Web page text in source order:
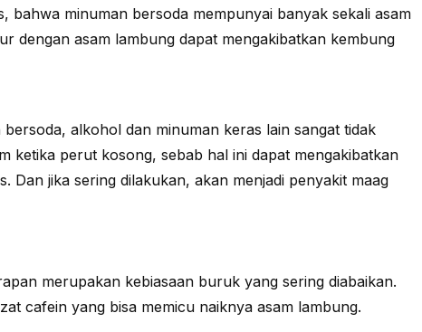
bahwa minuman bersoda mempunyai banyak sekali asam
dengan asam lambung dapat mengakibatkan kembung
alkohol dan minuman keras lain sangat tidak
ketika perut kosong, sebab hal ini dapat mengakibatkan
Dan jika sering dilakukan, akan menjadi penyakit maag
merupakan kebiasaan buruk yang sering diabaikan.
cafein yang bisa memicu naiknya asam lambung.